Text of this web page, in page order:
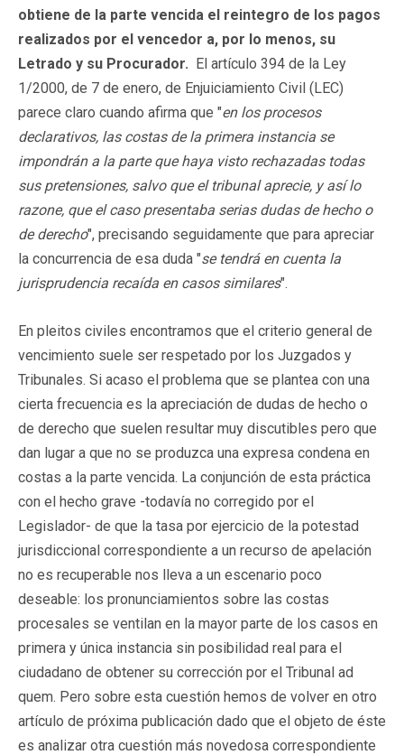
obtiene de la parte vencida el reintegro de los pagos
realizados por el vencedor a, por lo menos, su
Letrado y su Procurador. El artículo 394 de la Ley
1/2000, de 7 de enero, de Enjuiciamiento Civil (LEC)
parece claro cuando afirma que "en los procesos
declarativos, las costas de la primera instancia se
impondrán a la parte que haya visto rechazadas todas
sus pretensiones, salvo que el tribunal aprecie, y así lo
razone, que el caso presentaba serias dudas de hecho o
de derecho", precisando seguidamente que para apreciar
la concurrencia de esa duda "se tendrá en cuenta la
jurisprudencia recaída en casos similares".
En pleitos civiles encontramos que el criterio general de
vencimiento suele ser respetado por los Juzgados y
Tribunales. Si acaso el problema que se plantea con una
cierta frecuencia es la apreciación de dudas de hecho o
de derecho que suelen resultar muy discutibles pero que
dan lugar a que no se produzca una expresa condena en
costas a la parte vencida. La conjunción de esta práctica
con el hecho grave -todavía no corregido por el
Legislador- de que la tasa por ejercicio de la potestad
jurisdiccional correspondiente a un recurso de apelación
no es recuperable nos lleva a un escenario poco
deseable: los pronunciamientos sobre las costas
procesales se ventilan en la mayor parte de los casos en
primera y única instancia sin posibilidad real para el
ciudadano de obtener su corrección por el Tribunal ad
quem. Pero sobre esta cuestión hemos de volver en otro
artículo de próxima publicación dado que el objeto de éste
es analizar otra cuestión más novedosa correspondiente